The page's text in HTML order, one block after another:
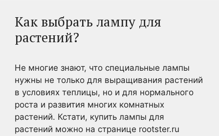
Как выбрать лампу для
растений?
Не многие знают, что специальные лампы
нужны не только для выращивания растений
в условиях теплицы, но и для нормального
роста и развития многих комнатных
растений. Кстати, купить лампы для
растений можно на странице rootster.ru